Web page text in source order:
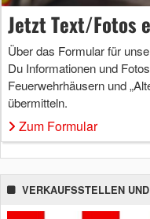
Jetzt Text/Fotos
Über das Formular für
Du Informationen und
Feuerwehrhäusern und
übermitteln.
Zum Formular
VERKAUFSSTELLEN